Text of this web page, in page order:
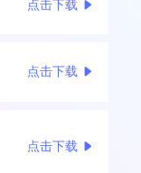
点击下载
点击下载
点击下载